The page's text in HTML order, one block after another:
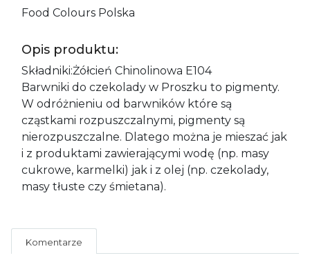
Food Colours Polska
Opis produktu:
Składniki:Żółcień Chinolinowa E104
Barwniki do czekolady w Proszku to pigmenty.
W odróżnieniu od barwników które są
cząstkami rozpuszczalnymi, pigmenty są
nierozpuszczalne. Dlatego można je mieszać jak
i z produktami zawierającymi wodę (np. masy
cukrowe, karmelki) jak i z olej (np. czekolady,
masy tłuste czy śmietana).
Komentarze